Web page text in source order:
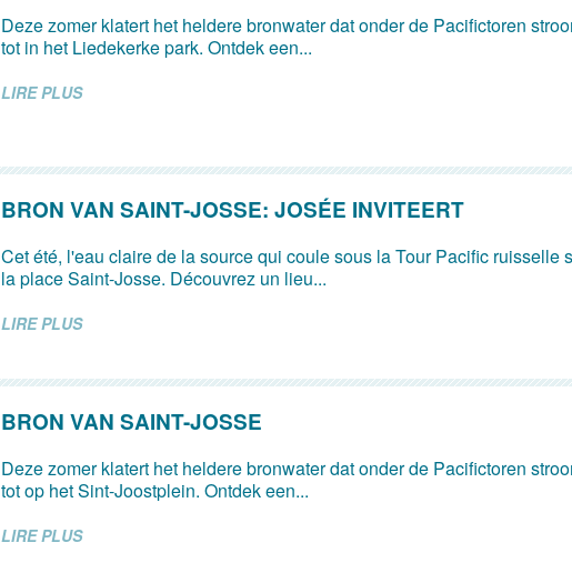
Deze zomer klatert het heldere bronwater dat onder de Pacifictoren
tot in het Liedekerke park. Ontdek een...
LIRE PLUS
BRON VAN SAINT-JOSSE: JOSÉE INVITEERT
Cet été, l'eau claire de la source qui coule sous la Tour Pacific ruisselle
la place Saint-Josse. Découvrez un lieu...
LIRE PLUS
BRON VAN SAINT-JOSSE
Deze zomer klatert het heldere bronwater dat onder de Pacifictoren
tot op het Sint-Joostplein. Ontdek een...
LIRE PLUS